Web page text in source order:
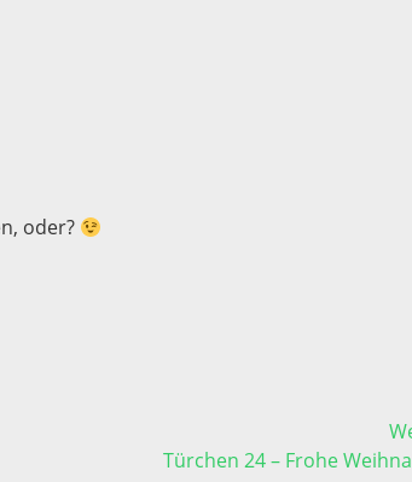
oder?
Türchen 24 – Frohe